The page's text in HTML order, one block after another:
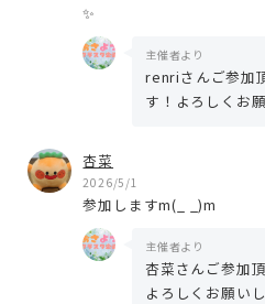
✨
主催者より
renriさんご参加
す！よろしくお
杏菜
2026/5/1
参加しますm(_ _)m
主催者より
杏菜さんご参加
よろしくお願い